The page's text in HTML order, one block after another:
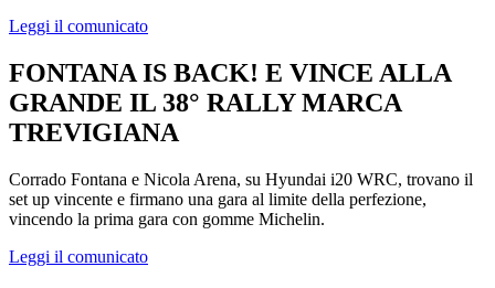
Leggi il comunicato
FONTANA IS BACK! E VINCE ALLA
GRANDE IL 38° RALLY MARCA
TREVIGIANA
Corrado Fontana e Nicola Arena, su Hyundai i20 WRC, trovano il
set up vincente e firmano una gara al limite della perfezione,
vincendo la prima gara con gomme Michelin.
Leggi il comunicato